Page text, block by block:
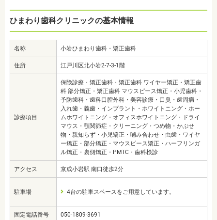
ひまわり歯科クリニックの基本情報
名称 小岩ひまわり歯科・矯正歯科
住所 江戸川区北小岩2-7-3-1階
診療項目
保険診療・矯正歯科・矯正歯科 ワイヤー矯正・矯正歯
科 部分矯正・矯正歯科 マウスピース矯正・小児歯科・
予防歯科・歯科口腔外科・美容診療・口臭・歯周病・
入れ歯・義歯・インプラント・ホワイトニング・ホー
ムホワイトニング・オフィスホワイトニング・ドライ
マウス・顎関節症・クリーニング・つめ物・かぶせ
物・親知らず・小児矯正・噛み合わせ・虫歯・ワイヤ
ー矯正・部分矯正・マウスピース矯正・ハーフリンガ
ル矯正・裏側矯正・PMTC・歯科検診
アクセス 京成小岩駅 南口徒歩2分
駐車場 4台の駐車スペースをご用意しています。
固定電話番号 050-1809-3691